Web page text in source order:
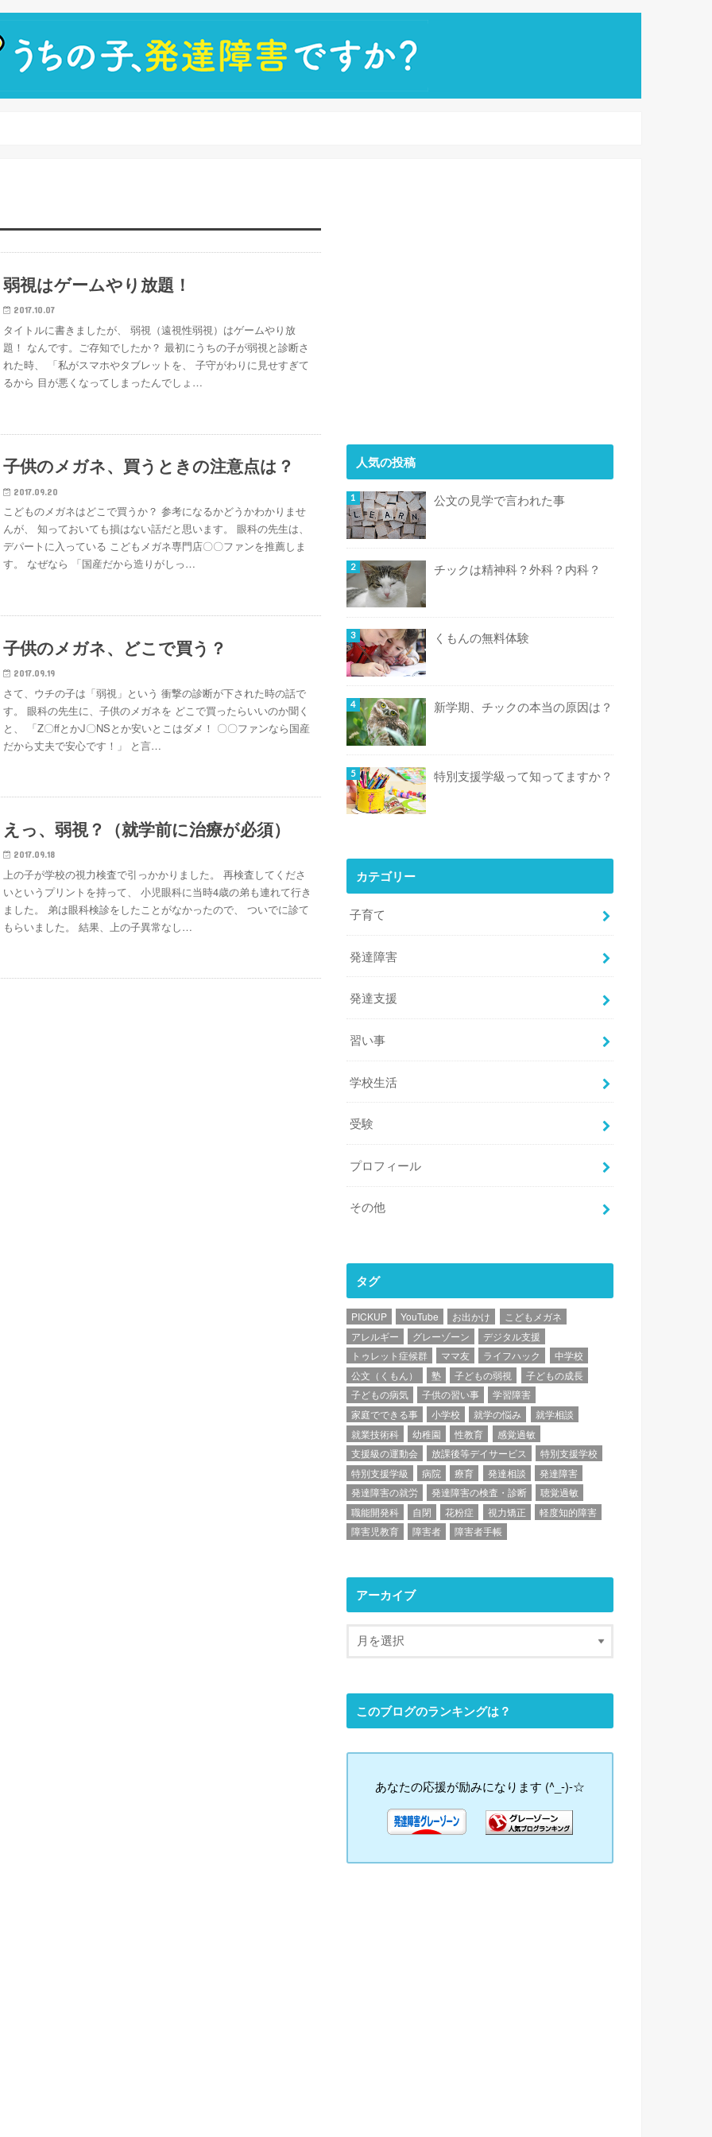
弱視はゲームやり放題！
2017.10.07
タイトルに書きましたが、 弱視（遠視性弱視）はゲームやり放
題！ なんです。ご存知でしたか？ 最初にうちの子が弱視と診断さ
れた時、 「私がスマホやタブレットを、 子守がわりに見せすぎて
るから 目が悪くなってしまったんでしょ…
子供のメガネ、買うときの注意点は？
2017.09.20
こどものメガネはどこで買うか？ 参考になるかどうかわかりませ
んが、 知っておいても損はない話だと思います。 眼科の先生は、
デパートに入っている こどもメガネ専門店〇〇ファンを推薦しま
す。 なぜなら 「国産だから造りがしっ…
子供のメガネ、どこで買う？
2017.09.19
さて、ウチの子は「弱視」という 衝撃の診断が下された時の話で
す。 眼科の先生に、子供のメガネを どこで買ったらいいのか聞く
と、 「Z〇ffとかJ〇NSとか安いとこはダメ！ 〇〇ファンなら国産
だから丈夫で安心です！」 と言…
えっ、弱視？（就学前に治療が必須）
2017.09.18
上の子が学校の視力検査で引っかかりました。 再検査してくださ
いというプリントを持って、 小児眼科に当時4歳の弟も連れて行き
ました。 弟は眼科検診をしたことがなかったので、 ついでに診て
もらいました。 結果、上の子異常なし…
人気の投稿
公文の見学で言われた事
チックは精神科？外科？内科？
くもんの無料体験
新学期、チックの本当の原因は？
特別支援学級って知ってますか？
カテゴリー
子育て
発達障害
発達支援
習い事
学校生活
受験
プロフィール
その他
タグ
PICKUP YouTube お出かけ
こどもメガネ
アレルギー
グレーゾーン
デジタル支援
トゥレット症候群
ママ友 ライフハック
中学校
公文（くもん）
塾 子どもの弱視
子どもの成長
子どもの病気
子供の習い事
学習障害
家庭でできる事
小学校 就学の悩み
就学相談
就業技術科
幼稚園 性教育
感覚過敏
支援級の運動会
放課後等デイサービス
特別支援学校
特別支援学級
病院 療育 発達相談
発達障害
発達障害の就労
発達障害の検査・診断
聴覚過敏
職能開発科
自閉 花粉症 視力矯正
軽度知的障害
障害児教育
障害者 障害者手帳
アーカイブ
このブログのランキングは？
あなたの応援が励みになります (^_-)-☆